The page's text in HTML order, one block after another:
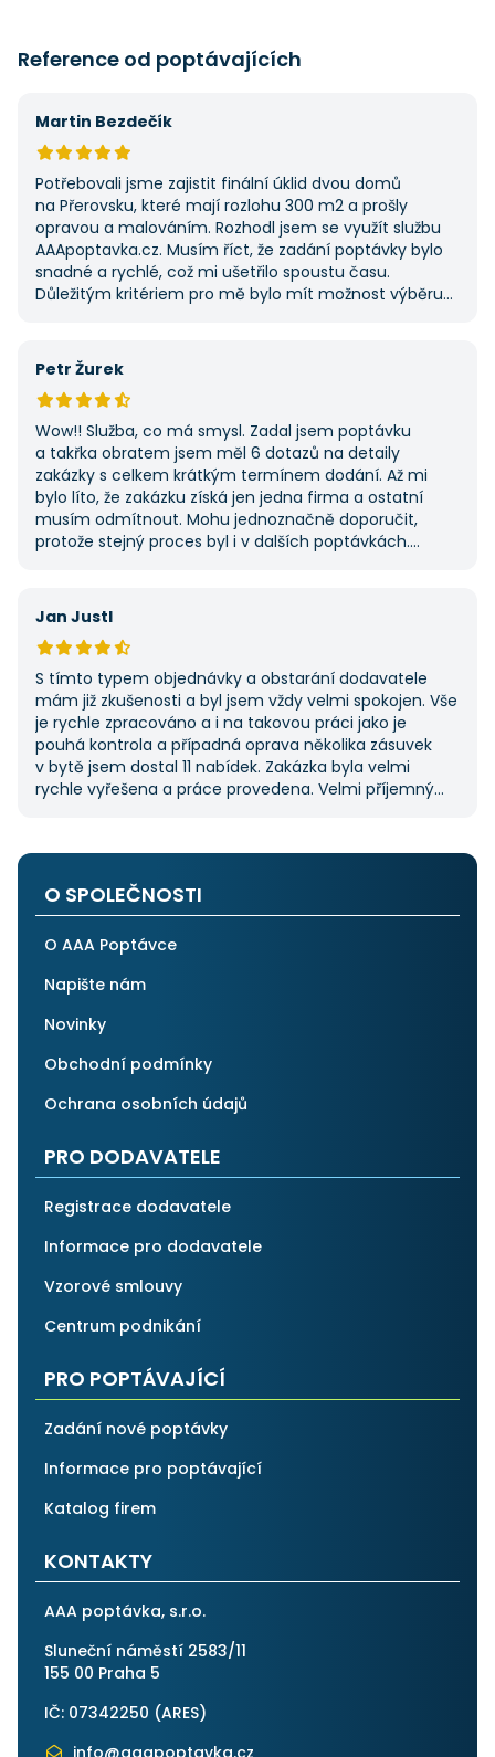
Reference od poptávajících
Martin Bezdečík
Potřebovali jsme zajistit finální úklid dvou domů
na Přerovsku, které mají rozlohu 300 m2 a prošly
opravou a malováním. Rozhodl jsem se využít službu
AAApoptavka.cz. Musím říct, že zadání poptávky bylo
snadné a rychlé, což mi ušetřilo spoustu času.
Důležitým kritériem pro mě bylo mít možnost výběru
první, ale se službou jsem byl spokojený, protože mi
a příště jejich službu využiji znovu.
Petr Žurek
Wow!! Služba, co má smysl. Zadal jsem poptávku
a takřka obratem jsem měl 6 dotazů na detaily
zakázky s celkem krátkým termínem dodání. Až mi
bylo líto, že zakázku získá jen jedna firma a ostatní
musím odmítnout. Mohu jednoznačně doporučit,
protože stejný proces byl i v dalších poptávkách.
Jan Justl
S tímto typem objednávky a obstarání dodavatele
mám již zkušenosti a byl jsem vždy velmi spokojen. Vše
je rychle zpracováno a i na takovou práci jako je
pouhá kontrola a případná oprava několika zásuvek
v bytě jsem dostal 11 nabídek. Zakázka byla velmi
rychle vyřešena a práce provedena. Velmi příjemný
po všech stránkách plně spolehnout.
O SPOLEČNOSTI
O AAA Poptávce
Napište nám
Novinky
Obchodní podmínky
Ochrana osobních údajů
PRO DODAVATELE
Registrace dodavatele
Informace pro dodavatele
Vzorové smlouvy
Centrum podnikání
PRO POPTÁVAJÍCÍ
Zadání nové poptávky
Informace pro poptávající
Katalog firem
KONTAKTY
AAA poptávka, s.r.o.
Sluneční náměstí 2583/11
155 00 Praha 5
IČ: 07342250 (ARES)
info@aaapoptavka.cz